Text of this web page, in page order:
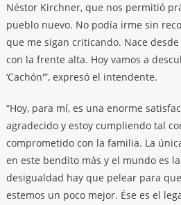
Néstor Kirchner, que nos permitió
pueblo nuevo. No podía irme sin
que me sigan criticando. Nace
con la frente alta. Hoy vamos a
‘Cachón'”, expresó el intendente.
“Hoy, para mí, es una enorme
agradecido y estoy cumpliendo tal
comprometido con la familia. La
en este bendito más y el mundo es
desigualdad hay que pelear para
estemos un poco mejor. Ése es el